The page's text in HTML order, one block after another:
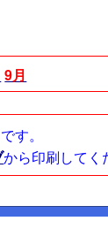
9月
す。
から印刷してく